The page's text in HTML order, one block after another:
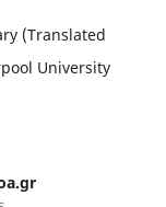
(Translated
University